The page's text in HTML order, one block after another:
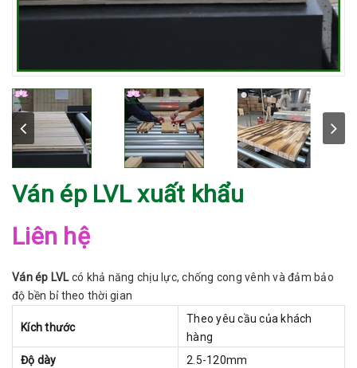
Ván ép LVL xuất khẩu
Liên hệ
Ván ép LVLcó khả năng chịu lực, chống cong vênh và đảm bảo
độ bền bỉ theo thời gian
Kích thước
Theo yêu cầu của khách
hàng
Độ dày
2.5-120mm